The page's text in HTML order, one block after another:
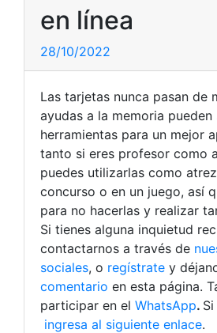
en línea
28/10/2022
Las tarjetas nunca pasan de
ayudas a la memoria pueden
herramientas para un mejor
tanto si eres profesor como
puedes utilizarlas como
concurso o en un juego, así
para no hacerlas y realizar
Si tienes alguna inquietud
contactarnos a través de
sociales, o regístrate y
comentario en esta página.
participar en el WhatsApp.
ingresa al siguiente enlace.